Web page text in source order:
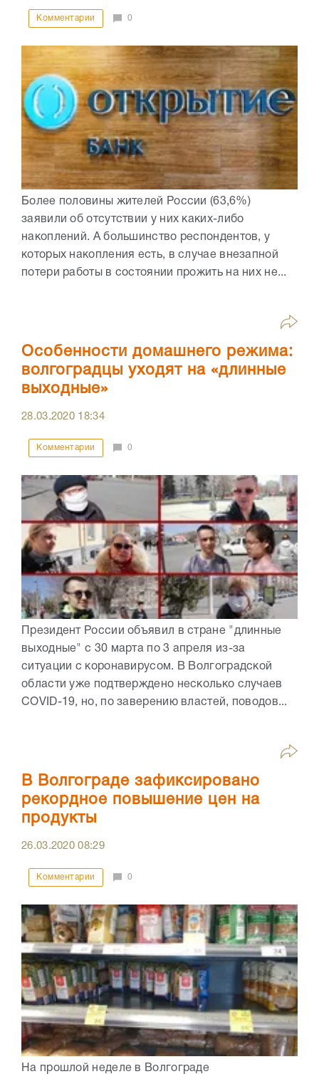
Комментарии 0
Более половины жителей России (63,6%)
заявили об отсутствии у них каких-либо
накоплений. А большинство респондентов, у
которых накопления есть, в случае внезапной
потери работы в состоянии прожить на них не...
Особенности домашнего режима:
волгоградцы уходят на «длинные
выходные»
28.03.2020 18:34
Комментарии 0
Президент России объявил в стране "длинные
выходные" с 30 марта по 3 апреля из-за
ситуации с коронавирусом. В Волгоградской
области уже подтверждено несколько случаев
COVID-19, но, по заверению властей, поводов...
В Волгограде зафиксировано
рекордное повышение цен на
продукты
26.03.202008:29
Комментарии 0
На прошлой неделе в Волгограде